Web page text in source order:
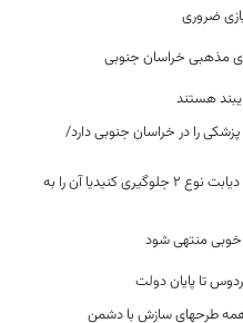
ضروری
هستند
را در خراسان جنوبی دارد/
با سبک زندگی سالم‌تر می توانید از ابتلا به دیابت نوع 2 جلوگیری کنیدیا آن را به
خوبی منتهی شود
تا پایان دولت
طرحهای سازش با دشمن